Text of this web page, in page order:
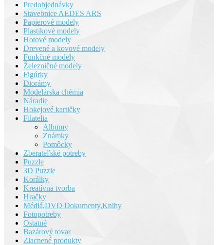
Predobjednávky
Stavebnice AEDES ARS
Papierové modely
Plastikové modely
Hotové modely
Drevené a kovové modely
Funkčné modely
Železničné modely
Figúrky
Diorámy
Modelárska chémia
Náradie
Hokejové kartičky
Filatelia
Albumy
Známky
Pomôcky
Zberateľské potreby
Puzzle
3D Puzzle
Korálky
Kreatívna tvorba
Hračky
Médiá,DVD Dokumenty,Knihy
Fotopotreby
Ostatné
Bazárový tovar
Zlacnené produkty